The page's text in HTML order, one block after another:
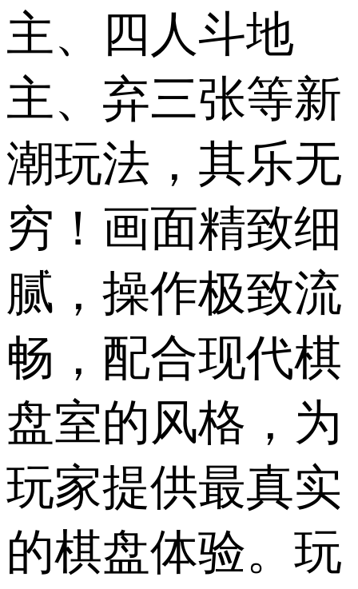
主、四人斗地
主、弃三张等新
潮玩法，其乐无
穷！画面精致细
腻，操作极致流
畅，配合现代棋
盘室的风格，为
玩家提供最真实
的棋盘体验。玩